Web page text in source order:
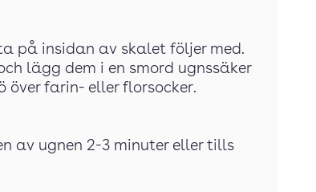
på insidan av skalet följer med.
lägg dem i en smord ugnssäker
farin- eller florsocker.
av ugnen 2-3 minuter eller tills